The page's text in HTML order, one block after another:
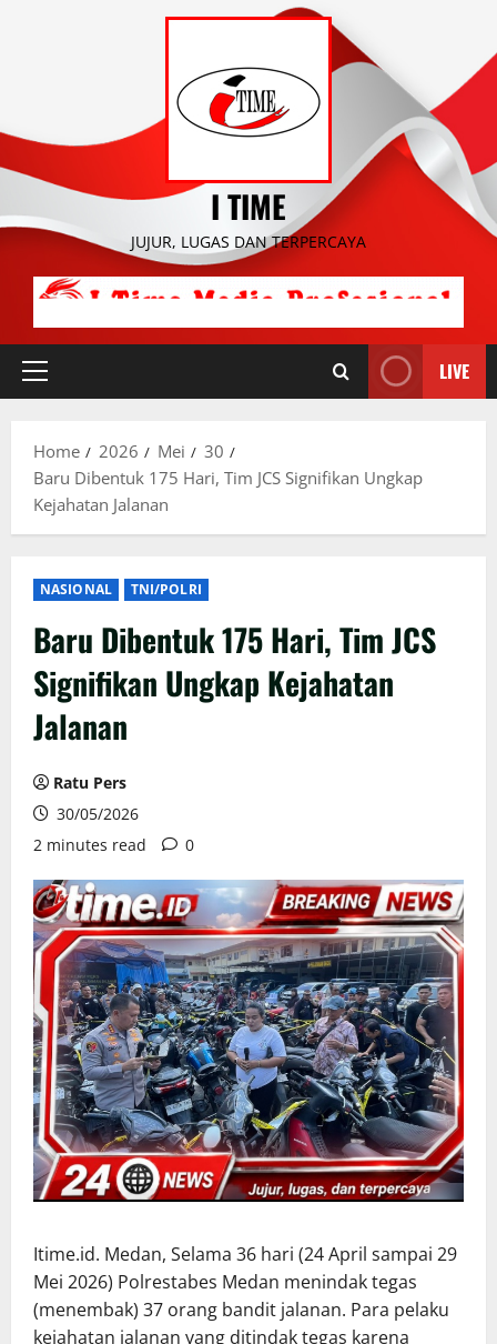
I TIME
JUJUR, LUGAS DAN TERPERCAYA
Primary
LIVE
Home 2026 Mei
30
Baru Dibentuk 175 Hari, Tim JCS Signifikan Ungkap
Kejahatan Jalanan
NASIONAL TNI/POLRI
Baru Dibentuk 175 Hari, Tim JCS
Signifikan Ungkap Kejahatan
Jalanan
Ratu Pers
30/05/2026
2 minutes read
0
Itime.id. Medan, Selama 36 hari (24 April sampai 29
Mei 2026) Polrestabes Medan menindak tegas
(menembak) 37 orang bandit jalanan. Para pelaku
kejahatan jalanan yang ditindak tegas karena